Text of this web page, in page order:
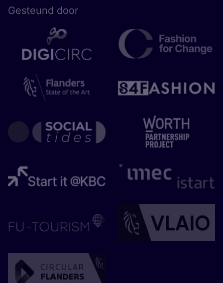
Gesteund door